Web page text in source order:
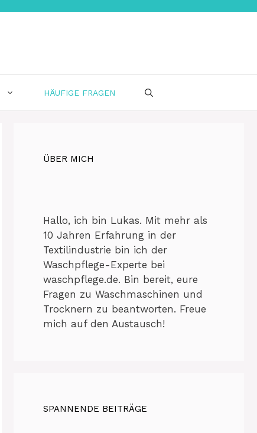
HÄUFIGE FRAGEN
ÜBER MICH
Hallo, ich bin Lukas. Mit mehr als
10 Jahren Erfahrung in der
Textilindustrie bin ich der
Waschpflege-Experte bei
waschpflege.de. Bin bereit, eure
Fragen zu Waschmaschinen und
Trocknern zu beantworten. Freue
mich auf den Austausch!
SPANNENDE BEITRÄGE